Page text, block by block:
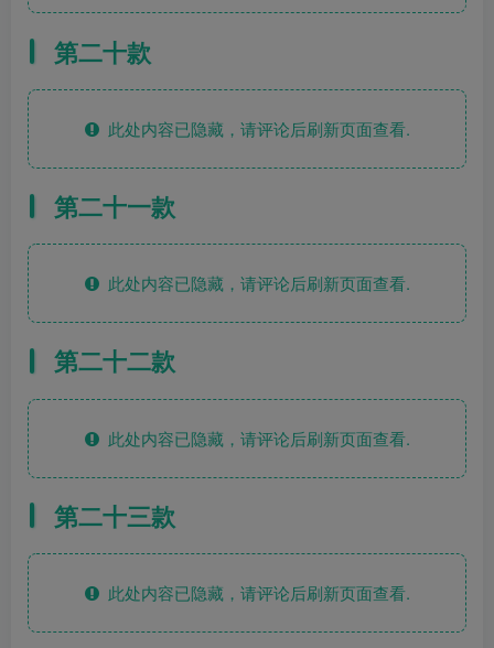
第二十款
此处内容已隐藏，请评论后刷新页面查看.
第二十一款
此处内容已隐藏，请评论后刷新页面查看.
第二十二款
此处内容已隐藏，请评论后刷新页面查看.
第二十三款
此处内容已隐藏，请评论后刷新页面查看.